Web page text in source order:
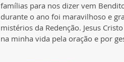
famílias para nos dizer vem
durante o ano foi maravilhoso e
mistérios da Redenção. Jesus
na minha vida pela oração e por